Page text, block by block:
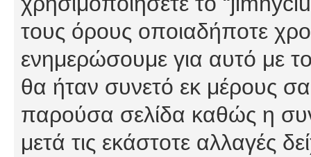
τους όρους οποιαδήποτε
ενημερώσουμε για αυτό με
θα ήταν συνετό εκ μέρους
παρούσα σελίδα καθώς η
μετά τις εκάστοτε αλλαγές